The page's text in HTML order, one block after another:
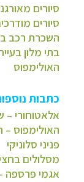
סיורים
סיורים
השכרת רכב
בתי מלון
האולימפוס
כתבות
אלאטוחורי –
האולימפוס –
פניני סלוניקי
מסלולים בחצי
אגמי פרספה